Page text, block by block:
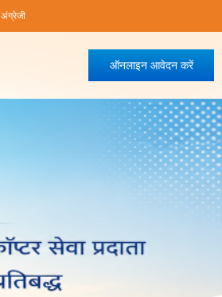
अंग्रेजी
ऑनलाइन आवेदन करें